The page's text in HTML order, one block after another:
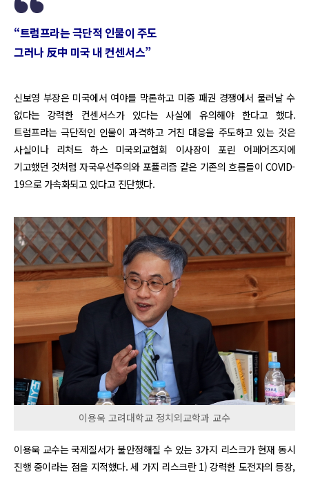
“트럼프라는 극단적 인물이 주도
그러나 反中 미국 내 컨센서스”
신보영 부장은 미국에서 여야를 막론하고 미중 패권 경쟁에서 물러날 수
없다는 강력한 컨센서스가 있다는 사실에 유의해야 한다고 했다.
트럼프라는 극단적인 인물이 과격하고 거친 대응을 주도하고 있는 것은
사실이나 리처드 하스 미국외교협회 이사장이 포린 어페어즈지에
기고했던 것처럼 자국우선주의와 포퓰리즘 같은 기존의 흐름들이 COVID-
19으로 가속화되고 있다고 진단했다.
이용욱 고려대학교 정치외교학과 교수
이용욱 교수는 국제질서가 불안정해질 수 있는 3가지 리스크가 현재 동시
진행 중이라는 점을 지적했다. 세 가지 리스크란 1) 강력한 도전자의 등장,